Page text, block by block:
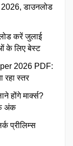
2026, डाउनलोड
करें जुलाई
के लिए बेस्ट
2026 PDF:
रहा स्तर
होंगे मार्क्स?
अंक
प्रीलिम्स